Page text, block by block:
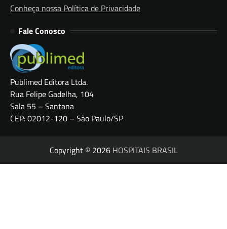
Conheça nossa Política de Privacidade
Fale Conosco
Publimed Editora Ltda.
Rua Felipe Gadelha, 104
Sala 55 – Santana
CEP: 02012-120 – São Paulo/SP
Copyright © 2026 HOSPITAIS BRASIL